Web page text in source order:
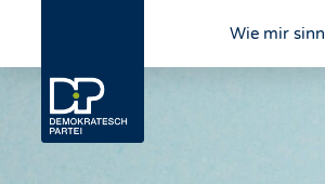
Wie mir sinn